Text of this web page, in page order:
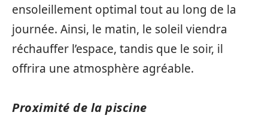
ensoleillement optimal tout au long de la
journée. Ainsi, le matin, le soleil viendra
réchauffer l’espace, tandis que le soir, il
offrira une atmosphère agréable.
Proximité de la piscine